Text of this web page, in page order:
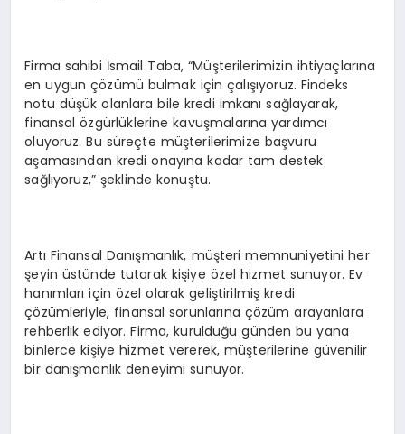
Firma sahibi İsmail Taba, “Müşterilerimizin ihtiyaçlarına
en uygun çözümü bulmak için çalışıyoruz. Findeks
notu düşük olanlara bile kredi imkanı sağlayarak,
finansal özgürlüklerine kavuşmalarına yardımcı
oluyoruz. Bu süreçte müşterilerimize başvuru
aşamasından kredi onayına kadar tam destek
sağlıyoruz,” şeklinde konuştu.
Artı Finansal Danışmanlık, müşteri memnuniyetini her
şeyin üstünde tutarak kişiye özel hizmet sunuyor. Ev
hanımları için özel olarak geliştirilmiş kredi
çözümleriyle, finansal sorunlarına çözüm arayanlara
rehberlik ediyor. Firma, kurulduğu günden bu yana
binlerce kişiye hizmet vererek, müşterilerine güvenilir
bir danışmanlık deneyimi sunuyor.